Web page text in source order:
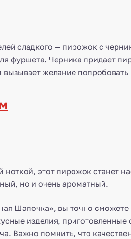
сладкого — пирожок с
фуршета. Черника придает
желание попробовать
ноткой, этот пирожок станет
но и очень ароматный.
Шапочка», вы точно сможете
изделия,
Важно помнить, что